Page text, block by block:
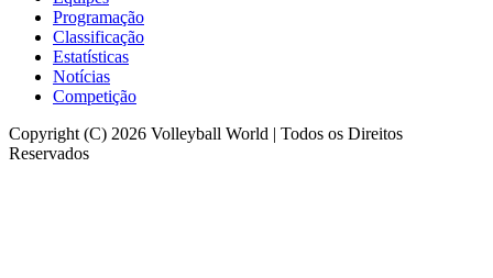
Programação
Classificação
Estatísticas
Notícias
Competição
Copyright (C) 2026 Volleyball World | Todos os Direitos
Reservados